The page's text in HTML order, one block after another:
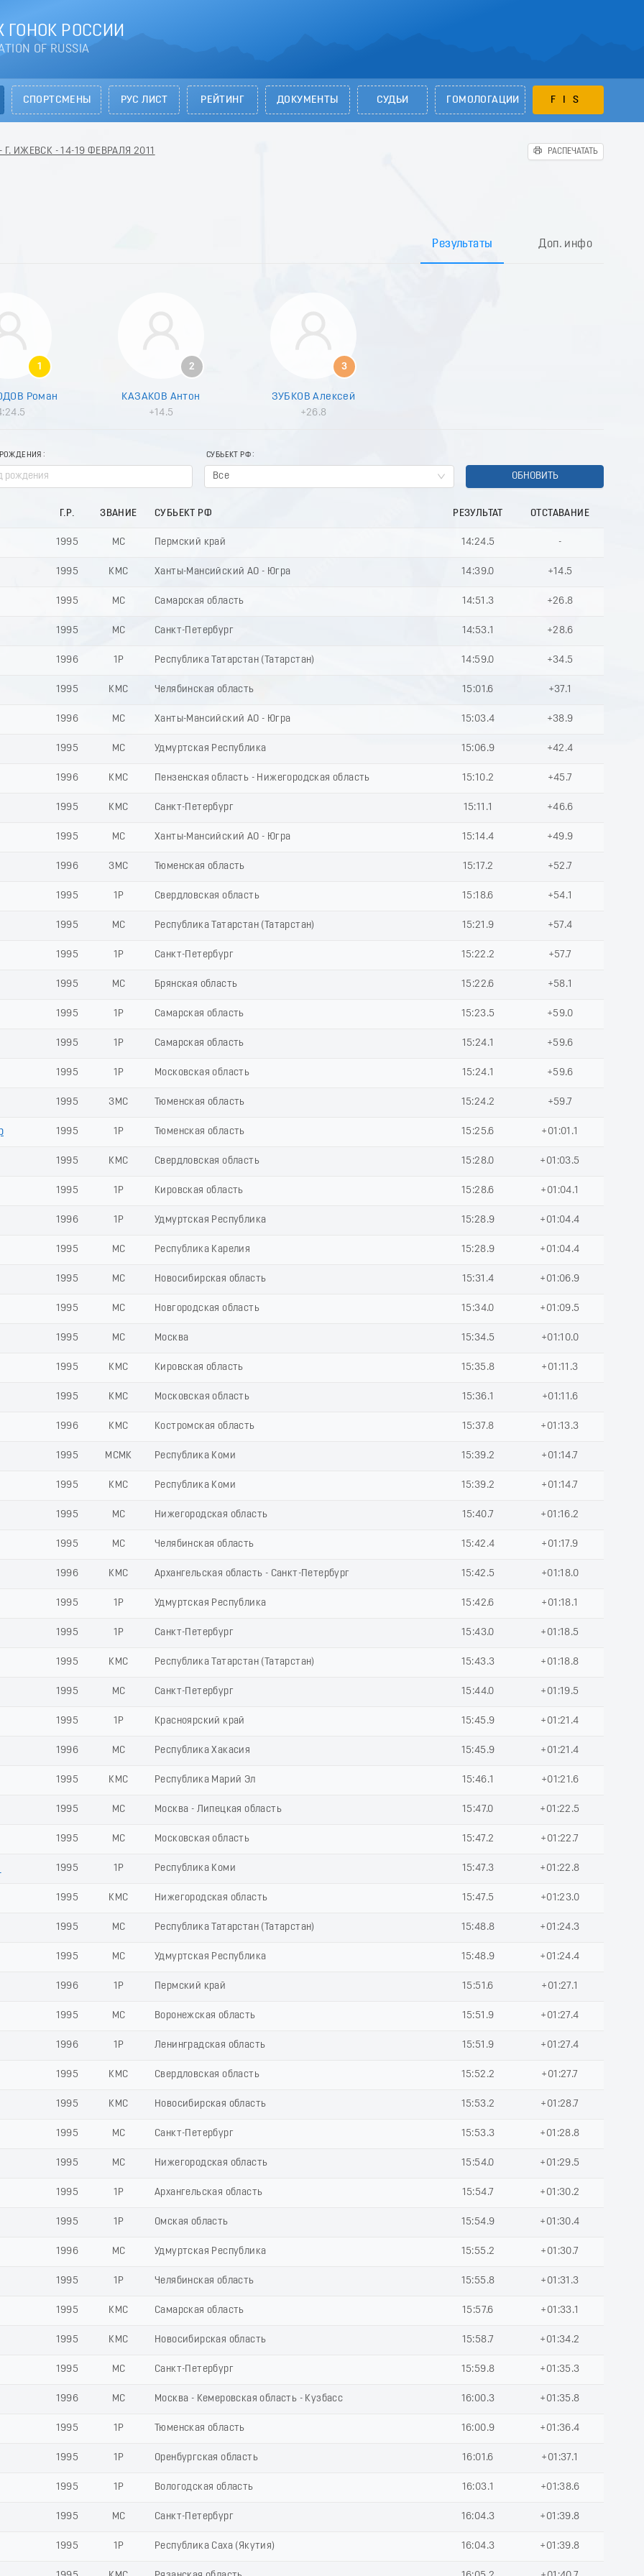
РОССИИ
OF RUSSIA
СПОРТСМЕНЫ РУС ЛИСТ РЕЙТИНГ ДОКУМЕНТЫ СУДЬИ ГОМОЛОГАЦИИ FIS
ИЖЕВСК - 14-19 ФЕВРАЛЯ 2011 РАСПЕЧАТАТЬ
Результаты Доп. инфо
1
Роман
2
КАЗАКОВ Антон
+14.5
3
ЗУБКОВ Алексей
+26.8
СУБЬЕКТ РФ
Все ОБНОВИТЬ
Г.Р. ЗВАНИЕ СУБЬЕКТ РФ РЕЗУЛЬТАТ ОТСТАВАНИЕ
1995 МС Пермский край 14:24.5 -
1995 КМС Ханты-Мансийский АО - Югра 14:39.0 +14.5
1995 МС Самарская область 14:51.3 +26.8
1995 МС Санкт-Петербург 14:53.1 +28.6
1996 1Р Республика Татарстан (Татарстан) 14:59.0 +34.5
1995 КМС Челябинская область 15:01.6 +37.1
1996 МС Ханты-Мансийский АО - Югра 15:03.4 +38.9
1995 МС Удмуртская Республика 15:06.9 +42.4
1996 КМС Пензенская область - Нижегородская область 15:10.2 +45.7
1995 КМС Санкт-Петербург 15:11.1 +46.6
1995 МС Ханты-Мансийский АО - Югра 15:14.4 +49.9
1996 ЗМС Тюменская область 15:17.2 +52.7
1995 1Р Свердловская область 15:18.6 +54.1
1995 МС Республика Татарстан (Татарстан) 15:21.9 +57.4
1995 1Р Санкт-Петербург 15:22.2 +57.7
1995 МС Брянская область 15:22.6 +58.1
1995 1Р Самарская область 15:23.5 +59.0
1995 1Р Самарская область 15:24.1 +59.6
1995 1Р Московская область 15:24.1 +59.6
1995 ЗМС Тюменская область 15:24.2 +59.7
1995 1Р Тюменская область 15:25.6 +01:01.1
1995 КМС Свердловская область 15:28.0 +01:03.5
1995 1Р Кировская область 15:28.6 +01:04.1
1996 1Р Удмуртская Республика 15:28.9 +01:04.4
1995 МС Республика Карелия 15:28.9 +01:04.4
1995 МС Новосибирская область 15:31.4 +01:06.9
1995 МС Новгородская область 15:34.0 +01:09.5
1995 МС Москва 15:34.5 +01:10.0
1995 КМС Кировская область 15:35.8 +01:11.3
1995 КМС Московская область 15:36.1 +01:11.6
1996 КМС Костромская область 15:37.8 +01:13.3
1995 МСМК Республика Коми 15:39.2 +01:14.7
1995 КМС Республика Коми 15:39.2 +01:14.7
1995 МС Нижегородская область 15:40.7 +01:16.2
1995 МС Челябинская область 15:42.4 +01:17.9
1996 КМС Архангельская область - Санкт-Петербург 15:42.5 +01:18.0
1995 1Р Удмуртская Республика 15:42.6 +01:18.1
1995 1Р Санкт-Петербург 15:43.0 +01:18.5
1995 КМС Республика Татарстан (Татарстан) 15:43.3 +01:18.8
1995 МС Санкт-Петербург 15:44.0 +01:19.5
1995 1Р Красноярский край 15:45.9 +01:21.4
1996 МС Республика Хакасия 15:45.9 +01:21.4
1995 КМС Республика Марий Эл 15:46.1 +01:21.6
1995 МС Москва - Липецкая область 15:47.0 +01:22.5
1995 МС Московская область 15:47.2 +01:22.7
1995 1Р Республика Коми 15:47.3 +01:22.8
1995 КМС Нижегородская область 15:47.5 +01:23.0
1995 МС Республика Татарстан (Татарстан) 15:48.8 +01:24.3
1995 МС Удмуртская Республика 15:48.9 +01:24.4
1996 1Р Пермский край 15:51.6 +01:27.1
1995 МС Воронежская область 15:51.9 +01:27.4
1996 1Р Ленинградская область 15:51.9 +01:27.4
1995 КМС Свердловская область 15:52.2 +01:27.7
1995 КМС Новосибирская область 15:53.2 +01:28.7
1995 МС Санкт-Петербург 15:53.3 +01:28.8
1995 МС Нижегородская область 15:54.0 +01:29.5
1995 1Р Архангельская область 15:54.7 +01:30.2
1995 1Р Омская область 15:54.9 +01:30.4
1996 МС Удмуртская Республика 15:55.2 +01:30.7
1995 1Р Челябинская область 15:55.8 +01:31.3
1995 КМС Самарская область 15:57.6 +01:33.1
1995 КМС Новосибирская область 15:58.7 +01:34.2
1995 МС Санкт-Петербург 15:59.8 +01:35.3
1996 МС Москва - Кемеровская область - Кузбасс 16:00.3 +01:35.8
1995 1Р Тюменская область 16:00.9 +01:36.4
1995 1Р Оренбургская область 16:01.6 +01:37.1
1995 1Р Вологодская область 16:03.1 +01:38.6
1995 МС Санкт-Петербург 16:04.3 +01:39.8
1995 1Р Республика Саха (Якутия) 16:04.3 +01:39.8